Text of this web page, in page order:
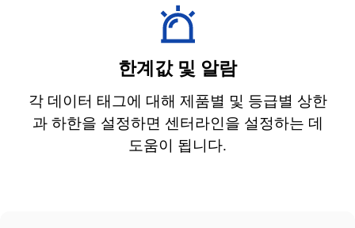
한계값 및 알람
각 데이터 태그에 대해 제품별 및 등급별 상한
과 하한을 설정하면 센터라인을 설정하는 데
도움이 됩니다.